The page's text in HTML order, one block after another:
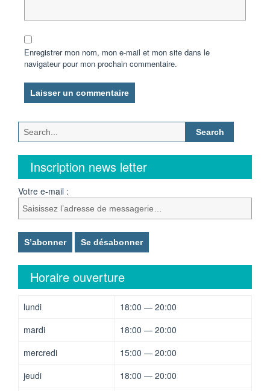
Enregistrer mon nom, mon e-mail et mon site dans le
navigateur pour mon prochain commentaire.
Search
for:
Inscription news letter
Votre e-mail :
Horaire ouverture
lundi
18:00 — 20:00
mardi
18:00 — 20:00
mercredi
15:00 — 20:00
jeudi
18:00 — 20:00